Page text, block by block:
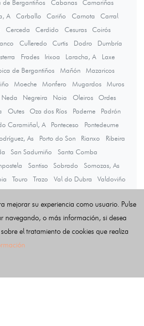
Bergantiños Cabanas
Camariñas
A Carballo Cariño Carnota
Carral
Cerceda Cerdido Cesuras
Coirós
Culleredo Curtis Dodro
Dumbría
Frades Irixoa Laracha, A
Laxe
de Bergantiños Mañón
Mazaricos
Moeche Monfero Mugardos
Muros
Neda Negreira Noia Oleiros
Ordes
Outes Oza dos Ríos Paderne
Padrón
Caramiñal, A Ponteceso
Pontedeume
As
Porto do Son Rianxo
Ribeira
San Sadurniño
Santa Comba
Santiso Sobrado
Somozas, As
Touro Trazo Val do Dubra
Valdoviño
Últimas noticias
mejorar su experiencia como usuario. Pulse
navegando, o más información, si desea
el tratamiento de cookies que realiza